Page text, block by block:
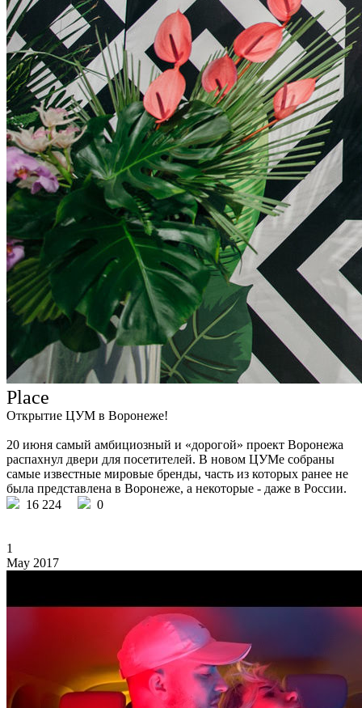
Place
Открытие ЦУМ в Воронеже!
20 июня самый амбициозный и «дорогой» проект Воронежа
распахнул двери для посетителей. В новом ЦУМе собраны
самые известные мировые бренды, часть из которых ранее не
была представлена в Воронеже, а некоторые - даже в России.
16 224
0
1
May 2017